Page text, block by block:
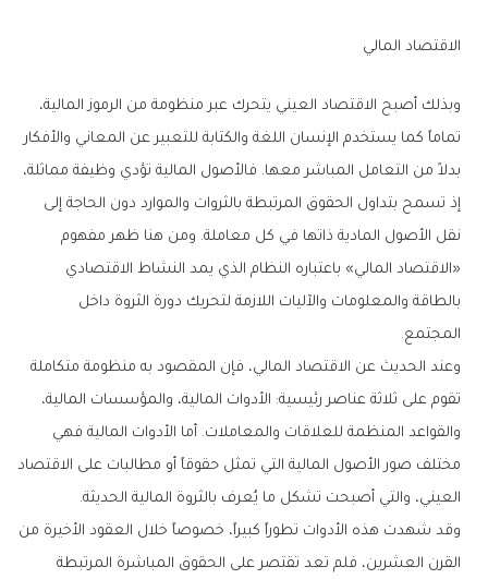
الاقتصاد المالي
وبذلك أصبح الاقتصاد العيني يتحرك عبر منظومة من الرموز المالية،
تماماً كما يستخدم الإنسان اللغة والكتابة للتعبير عن المعاني والأفكار
بدلاً من التعامل المباشر معها. فالأصول المالية تؤدي وظيفة مماثلة،
إذ تسمح بتداول الحقوق المرتبطة بالثروات والموارد دون الحاجة إلى
نقل الأصول المادية ذاتها في كل معاملة. ومن هنا ظهر مفهوم
«الاقتصاد المالي» باعتباره النظام الذي يمد النشاط الاقتصادي
بالطاقة والمعلومات والآليات اللازمة لتحريك دورة الثروة داخل
المجتمع.
وعند الحديث عن الاقتصاد المالي، فإن المقصود به منظومة متكاملة
تقوم على ثلاثة عناصر رئيسية: الأدوات المالية، والمؤسسات المالية،
والقواعد المنظمة للعلاقات والمعاملات. أما الأدوات المالية فهي
مختلف صور الأصول المالية التي تمثل حقوقاً أو مطالبات على الاقتصاد
العيني، والتي أصبحت تشكل ما يُعرف بالثروة المالية الحديثة.
وقد شهدت هذه الأدوات تطوراً كبيراً، خصوصاً خلال العقود الأخيرة من
القرن العشرين، فلم تعد تقتصر على الحقوق المباشرة المرتبطة